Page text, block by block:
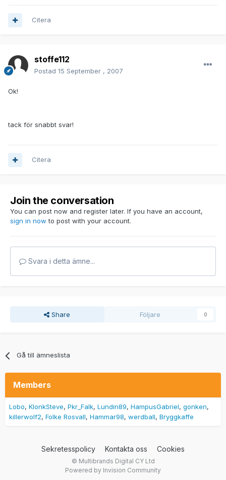
Citera
stoffe112
Postad 15 September , 2007
Ok!
tack för snabbt svar!
Citera
Join the conversation
You can post now and register later. If you have an account,
sign in now to post with your account.
Svara i detta ämne...
Share Följare 0
Gå till ämneslista
Members
Lobo KlonkSteve Pkr_Falk Lundin89 HampusGabriel gonken
killerwolf2 Folke Rosvall Hammar98 werdball Bryggkaffe
Sekretesspolicy Kontakta oss Cookies
© Multibrands Digital CY Ltd
Powered by Invision Community